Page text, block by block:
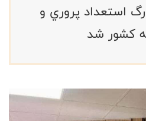
استعداد پروري و
كشور شد